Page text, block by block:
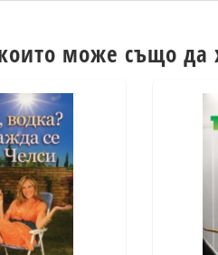
може също да